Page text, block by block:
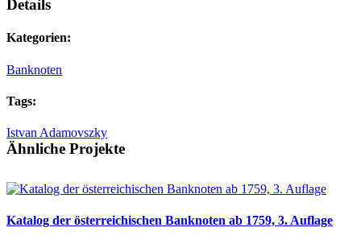
Details
Kategorien:
Banknoten
Tags:
Istvan Adamovszky
Ähnliche Projekte
Katalog der österreichischen Banknoten ab 1759, 3. Auflage